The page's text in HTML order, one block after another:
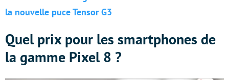
la nouvelle puce Tensor G3
Quel prix pour les smartphones de
la gamme Pixel 8 ?